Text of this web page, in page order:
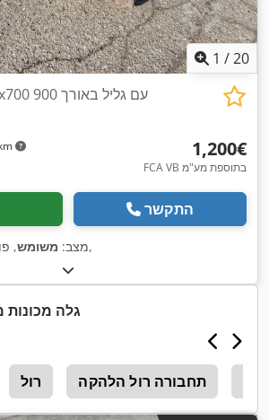
1 /20
‏1,200 ‏€
FCA VB בתוספת מע"מ
התקשר
מצב: משומש, ,
גלה
רול תחבורה רול הלהקה